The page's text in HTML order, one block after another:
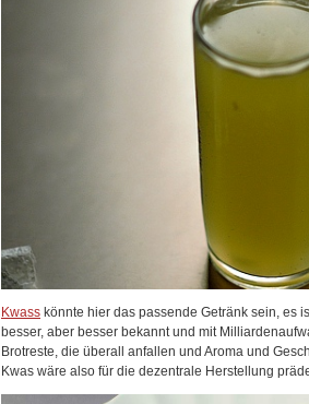
Kwass könnte hier das passende Getränk sein, es
besser, aber besser bekannt und mit
Brotreste, die überall anfallen und Aroma und
Kwas wäre also für die dezentrale Herstellung